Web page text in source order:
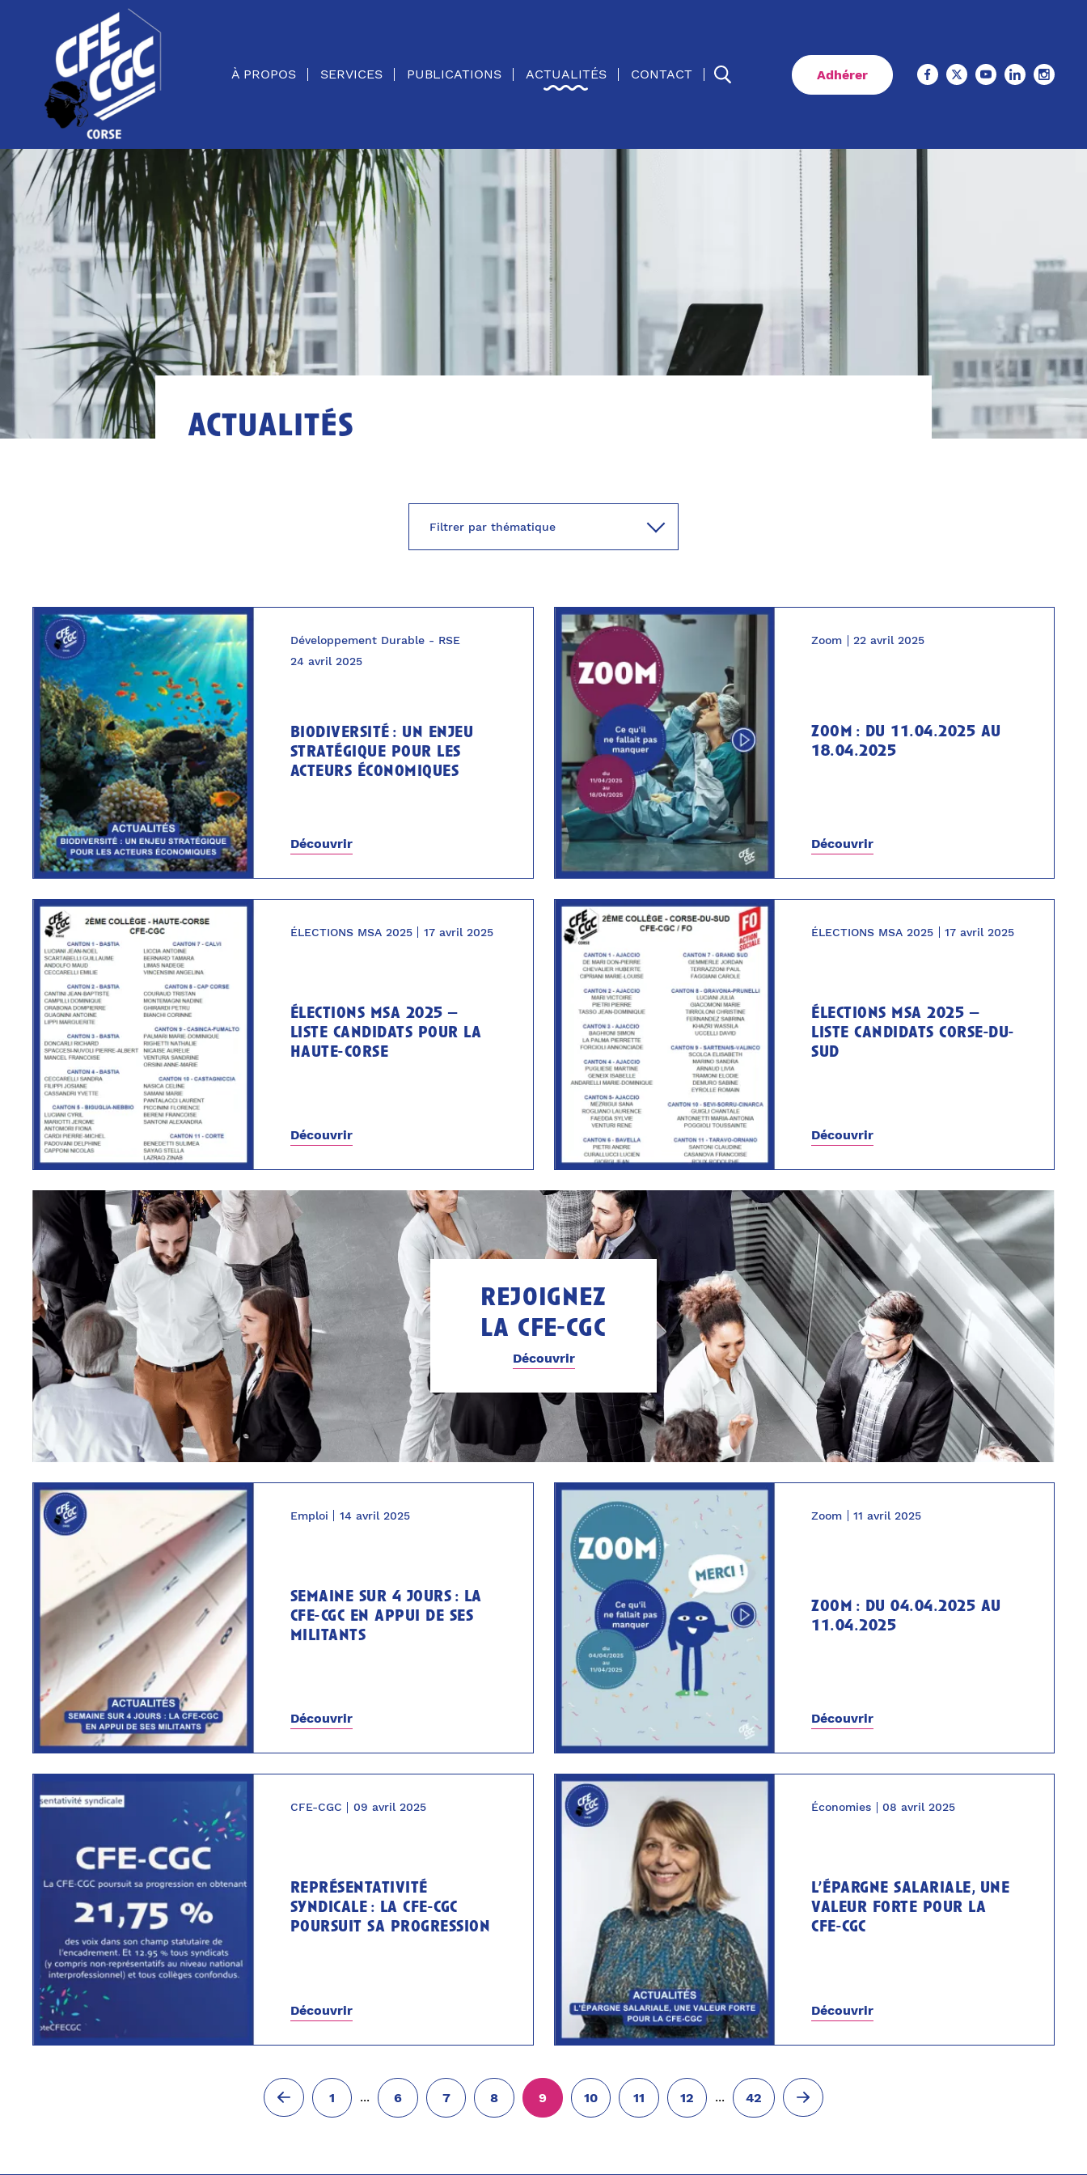
À PROPOS SERVICES PUBLICATIONS ACTUALITÉS CONTACT Adhérer
actualités
Développement Durable - RSE
24 avril 2025
biodiversité : un enjeu
stratégique pour les
acteurs économiques
Découvrir
Zoom 22 avril 2025
zoom : du 11.04.2025 au
18.04.2025
Découvrir
ÉLECTIONS MSA 2025 17 avril 2025
élections msa 2025 –
liste candidats pour la
haute-corse
Découvrir
ÉLECTIONS MSA 2025 17 avril 2025
élections msa 2025 –
liste candidats corse-du-
sud
Découvrir
rejoignez
la cfe-cgc
Découvrir
Emploi 14 avril 2025
semaine sur 4 jours : la
cfe-cgc en appui de ses
militants
Découvrir
Zoom 11 avril 2025
zoom : du 04.04.2025 au
11.04.2025
Découvrir
CFE-CGC 09 avril 2025
représentativité
syndicale : la cfe-cgc
poursuit sa progression
Découvrir
Économies 08 avril 2025
l’épargne salariale, une
valeur forte pour la
cfe-cgc
Découvrir
1 ... 6 7 8 9 10 11 12 ... 42
Panneau de gestion des cookies